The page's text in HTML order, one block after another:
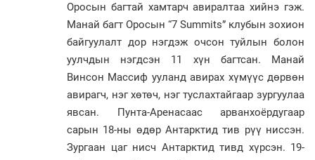
Оросын багтай хамтарч авиралтаа хийнэ гэж.
Манай багт Оросын “7 Summits” клубын зохион
байгуулалт дор нэгдэж очсон туйлын болон
уулчдын нэгдсэн 11 хүн багтсан. Манай
Винсон Массиф ууланд авирах хүмүүс дөрвөн
авирагч, нэг хөтөч, нэг туслахтайгаар зургуулаа
явсан. Пунта-Аренасаас арванхоёрдугаар
сарын 18-ны өдөр Антарктид тив рүү ниссэн.
Зургаан цаг нисч Антарктид тивд хүрсэн. 19-